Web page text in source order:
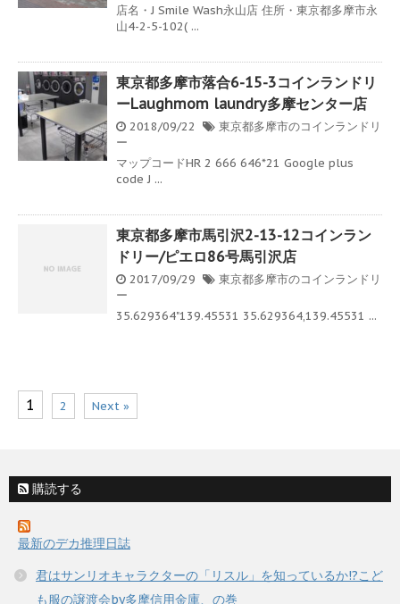
店名・J Smile Wash永山店 住所・東京都多摩市永
山4-2-5-102( ...
東京都多摩市落合6-15-3コインランドリ
ーLaughmom laundry多摩センター店
2018/09/22
東京都多摩市のコインランドリ
ー
マップコードHR 2 666 646*21 Google plus
code J ...
東京都多摩市馬引沢2-13-12コインラン
ドリー/ピエロ86号馬引沢店
2017/09/29
東京都多摩市のコインランドリ
ー
35.629364"139.45531 35.629364,139.45531 ...
1 2 Next »
購読する
最新のデカ推理日誌
君はサンリオキャラクターの「リスル」を知っているか!?こど
も服の譲渡会by多摩信用金庫、の巻